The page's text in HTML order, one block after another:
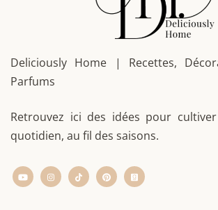
Deliciously Home | Recettes,
Parfums
Retrouvez ici des idées pour
quotidien, au fil des saisons.